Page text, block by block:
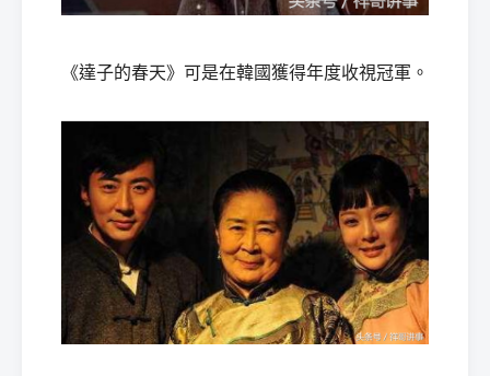
《達子的春天》可是在韓國獲得年度收視冠軍。